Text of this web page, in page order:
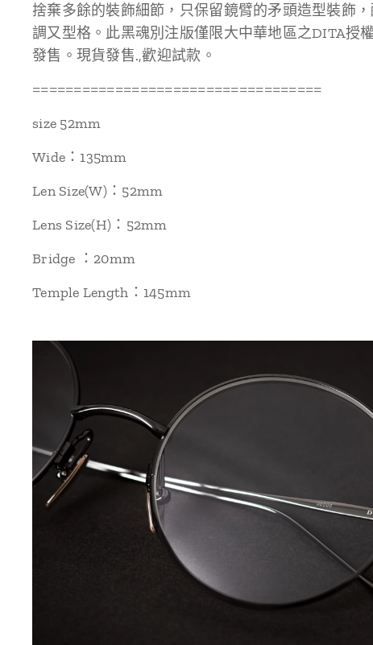
捨棄多餘的裝飾細節，只保留鏡臂的矛頭造型裝飾
調又型格。此黑魂別注版僅限大中華地區之DITA授
發售。現貨發售.,歡迎試款。
===================================
size 52mm
Wide：135mm
Len Size(W)：52mm
Lens Size(H)：52mm
Bridge ：20mm
Temple Length：145mm